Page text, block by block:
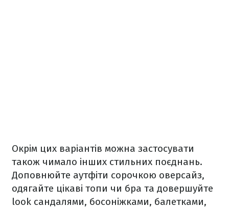
Окрім цих варіантів можна застосувати
також чимало інших стильних поєднань.
Доповнюйте аутфіти сорочкою оверсайз,
одягайте цікаві топи чи бра та довершуйте
look сандалями, босоніжками, балетками,